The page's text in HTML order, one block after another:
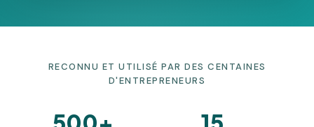
RECONNU ET UTILISÉ PAR DES CENTAINES
D'ENTREPRENEURS